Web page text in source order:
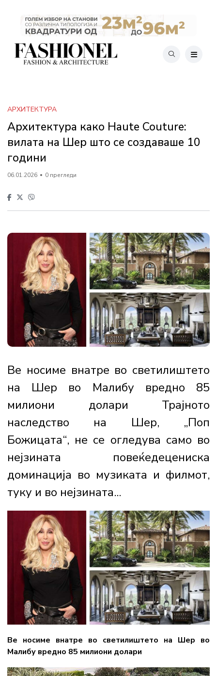
АРХИТЕКТУРА
Архитектура како Haute Couture:
вилата на Шер што се создаваше 10
години
06.01.2026 0 прегледи
Ве носиме внатре во светилиштето
на Шер во Малибу вредно 85
милиони долари Трајното
наследство на Шер, „Поп
Божицата“, не се огледува само во
нејзината повеќедецениска
доминација во музиката и филмот,
туку и во нејзината...
Ве носиме внатре во светилиштето на Шер во
Малибу вредно 85 милиони долари